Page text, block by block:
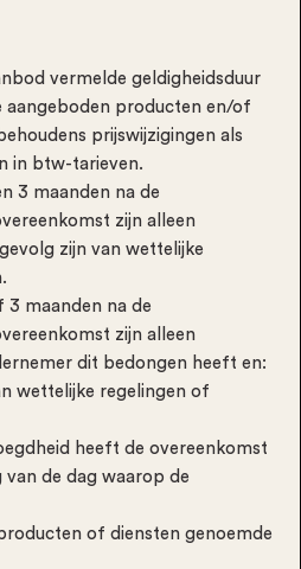
vermelde geldigheidsduur
aangeboden producten en/of
prijswijzigingen als
in btw-tarieven.
3 maanden na de
zijn alleen
zijn van wettelijke
3 maanden na de
zijn alleen
dit bedongen heeft en:
wettelijke regelingen of
heeft de overeenkomst
de dag waarop de
of diensten genoemde